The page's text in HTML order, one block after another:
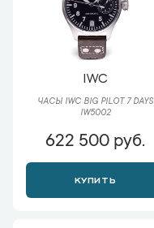
IWC
ЧАСЫ IWC BIG PILOT 7 DAYS
IW5002
622 500 руб.
КУПИТЬ